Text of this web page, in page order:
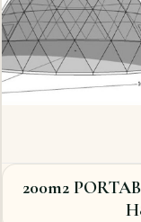
200m2